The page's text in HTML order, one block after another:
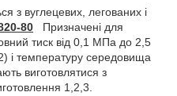
з вуглецевих, легованих і
80 Призначені для
тиск від 0,1 МПа до 2,5
і температуру середовища
виготовлятися з
1,2,3.